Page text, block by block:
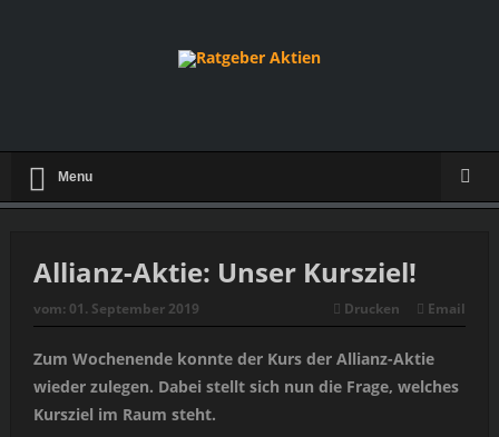
Menu
Allianz-Aktie: Unser Kursziel!
vom: 01. September 2019 Drucken Email
Zum Wochenende konnte der Kurs der Allianz-Aktie
wieder zulegen. Dabei stellt sich nun die Frage, welches
Kursziel im Raum steht.